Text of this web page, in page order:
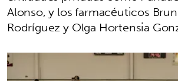
Alonso, y los farmacéuticos
Rodríguez y Olga Hortensia